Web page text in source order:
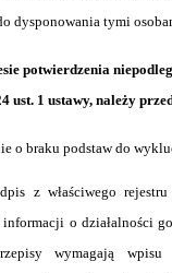
dysponowania tymi
potwierdzenia
ust. 1 ustawy, należy
o braku podstaw do
z właściwego
o działalności
wymagają